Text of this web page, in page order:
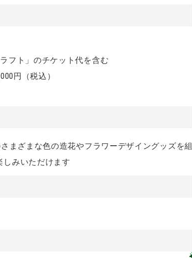
フト」のチケット代を含む
円（税込）
まざまな色の造花やフラワーデザイングッズを組
みいただけます